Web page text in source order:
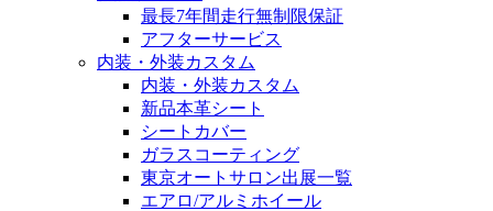
最長7年間走行無制限保証
アフターサービス
内装・外装カスタム
内装・外装カスタム
新品本革シート
シートカバー
ガラスコーティング
東京オートサロン出展一覧
エアロ/アルミホイール